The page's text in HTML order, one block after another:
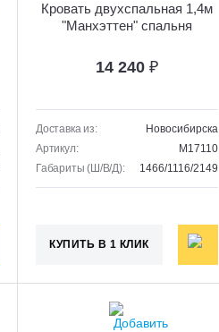
Кровать двухспальная 1,4м
"Манхэттен" спальня
14 240 ₽
Доставка из:
Новосибирска
Артикул:
M17110
Габариты (Ш/В/Д):
1466/1116/2149
КУПИТЬ В 1 КЛИК